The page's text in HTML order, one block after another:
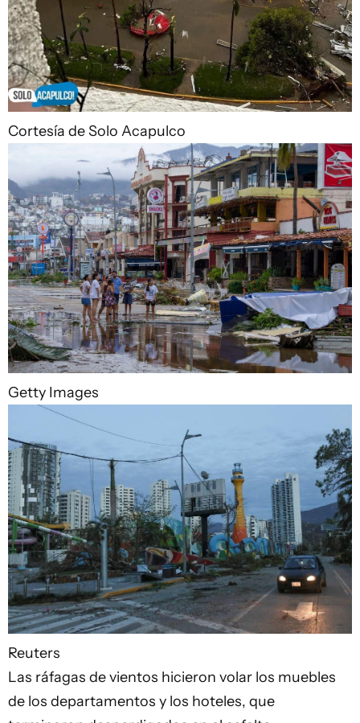
Cortesía de Solo Acapulco
Getty Images
Reuters
Las ráfagas de vientos hicieron volar los muebles
de los departamentos y los hoteles, que